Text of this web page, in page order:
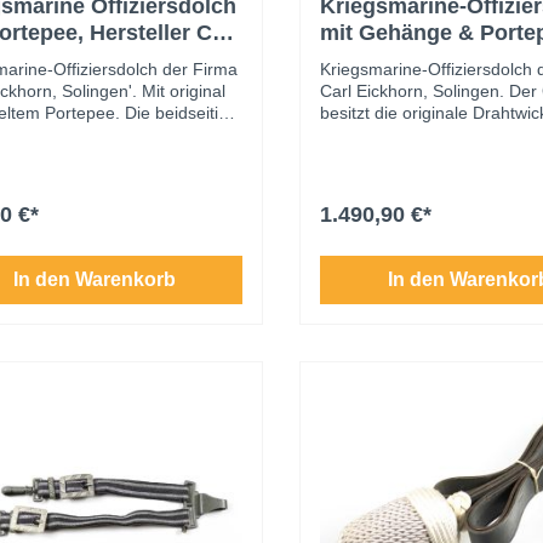
Offiziersdolch
Hersteller Carl
Solingen
Offiziersdolch der Firma
Solingen'. Mit original
Portepee. Die beidseitig
€*
In den Warenkorb
Kriegsmarine-
mit Gehänge &
Hersteller Carl
Solingen
Kriegsmarine-Offiziersdolch
Carl Eickhorn, Solingen. Der
besitzt die originale
Die Scheide weist kleine
und hervorragend erhalten,
feuervergoldeten
1.490,90 €*
In den